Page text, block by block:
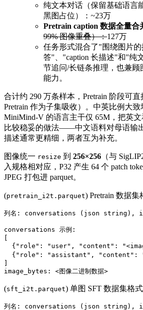
纯文本对话（保留基础语言
黑图占位）：~23万
Pretrain caption 数据全量合
99% 图像重叠）：127万
任务形式混合了"围绕图片的
答"、"caption 长描述"和"纯
节追问/长链条推理，也兼
能力。
合计约 290 万条样本，Pretrain 阶段可
Pretrain 作为子集吸收）。中英比例大致
MiniMind-V 的语言主干仅 65M，把英
比较稳妥的做法——中文语料对母语输
描述通常更精细，两者互为补充。
图像统一 resize 到 256×256 （与
入规格相对应，P32 产生 64 个 patch
JPEG 打包进 parquet。
(pretrain_i2t.parquet) Pretrain 数据集
列名: conversations (json string),
conversations 示例:
{"role": "user", "content":
{"role": "assistant", "content": "
(sft_i2t.parquet) 单图 SFT 数据集格式
列名: conversations (json string),